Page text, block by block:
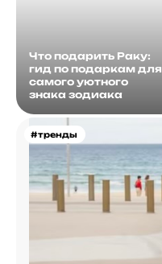
Что подарить Раку:
гид по подаркам для
самого уютного
знака зодиака
#тренды